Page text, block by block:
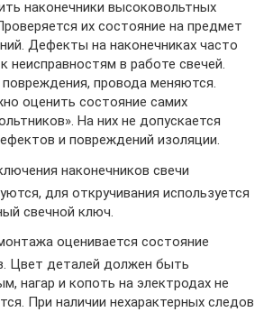
наконечники высоковольтных
их состояние на предмет
Дефекты на наконечниках часто
неисправностям в работе свечей.
повреждения, провода меняются.
оценить состояние самих
На них не допускается
и повреждений изоляции.
наконечников свечи
для откручивания используется
свечной ключ.
оценивается состояние
Цвет деталей должен быть
нагар и копоть на электродах не
При наличии нехарактерных следов